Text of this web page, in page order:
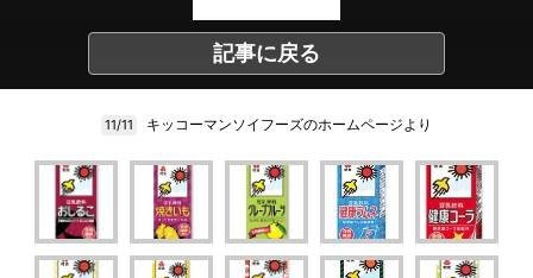
記事に戻る
11/11 キッコーマンソイフーズのホームページより